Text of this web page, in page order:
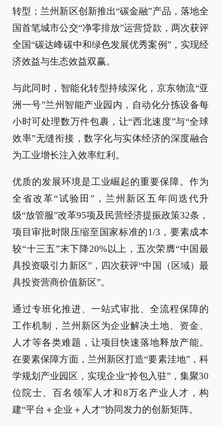
转型；兰州新区创新推出“碳金融”产品，落地全
国首笔城市公交“净零排放”运营贷款，两次获评
全国“碳达峰碳中和绿色发展优秀案例”，实现经
济效益与生态效益双赢。
与此同时，智能化转型持续深化，京东物流“亚
洲一号”兰州智能产业园内，自动化分拣设备每
小时可处理数万件包裹，让“西北速度”与“全球
效率”无缝衔接，数字化与实体经济的深度融合
为工业增长注入效率红利。
优质的发展环境是工业崛起的重要保障。作为
全省改革“试验田”，兰州新区五年间迭代升
级“放管服”改革95项及民营经济提振政策32条，
项目审批时限压缩至国家标准的1/3，要素成本
较“十三五”末下降20%以上，五次荣膺“中国最
具投资吸引力新区”，四次获评“中国（区域）最
具投资营商价值新区”。
通过专班化推进、一站式审批、全流程保障的
工作机制，兰州新区为企业解决土地、资金、
人才等各类难题，让项目快速落地释放产能。
在要素保障方面，兰州新区打造“要素洼地”，科
学规划产业园区，实现企业“拎包入驻”，集聚30
位院士、百名领军人才和8万名产业人才，构
建“平台＋企业＋人才”协同发力的创新矩阵。